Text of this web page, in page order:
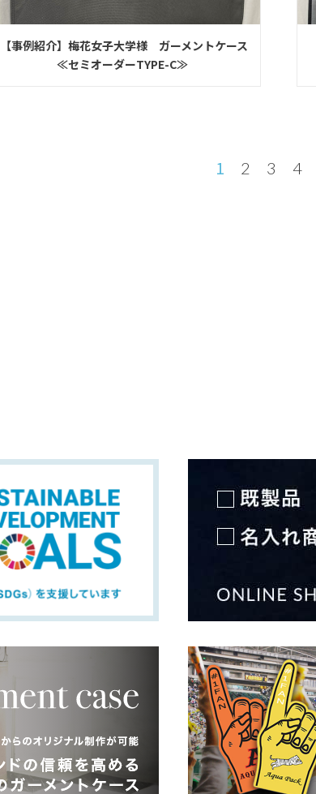
【事例紹介】梅花女子大学様 ガーメントケース
≪セミオーダーTYPE-C≫
1 2 3 4